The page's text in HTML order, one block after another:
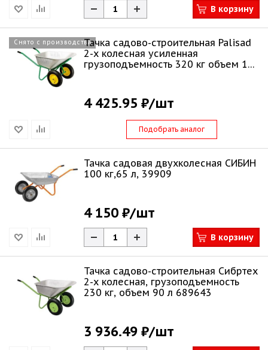
В корзину
Снято с производстваТачка садово-строительная Palisad
2-х колесная усиленная
грузоподъемность 320 кг объем 100
4 425.95 ₽/шт
Подобрать аналог
Тачка садовая двухколесная СИБИН
100 кг,65 л, 39909
4 150 ₽/шт
В корзину
Тачка садово-строительная Сибртех
2-х колесная, грузоподъемность
230 кг, объем 90 л 689643
3 936.49 ₽/шт